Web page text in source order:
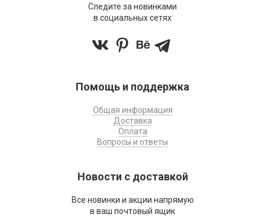
Следите за новинками
в социальных сетях
Помощь и поддержка
Общая информация
Доставка
Оплата
Вопросы и ответы
Новости с доставкой
Все новинки и акции напрямую
в ваш почтовый ящик